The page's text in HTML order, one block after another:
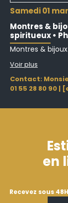
samedi 01
Montres &
spiritueux •
Montres &
Voir plus
Contact:
01 55 28 80 90 |
en
Recevez sous